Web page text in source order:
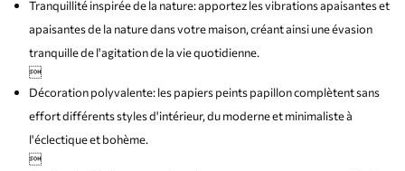
Tranquillité inspirée de la nature: apportez les vibrations apaisantes et
apaisantes de la nature dans votre maison, créant ainsi une évasion
tranquille de l'agitation de la vie quotidienne.

Décoration polyvalente: les papiers peints papillon complètent sans
effort différents styles d'intérieur, du moderne et minimaliste à
l'éclectique et bohème.
